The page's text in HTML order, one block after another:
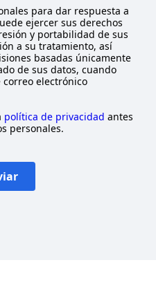
para dar respuesta a
ejercer sus derechos
y portabilidad de sus
a su tratamiento, así
basadas únicamente
de sus datos, cuando
electrónico
política de privacidad antes
personales.